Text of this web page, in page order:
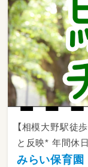
【相模大野駅徒
と反映* 年間休
みらい保育園